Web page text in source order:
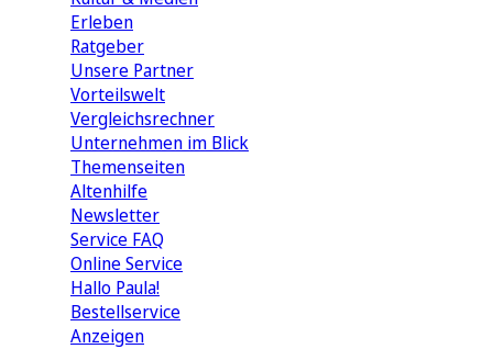
Erleben
Ratgeber
Unsere Partner
Vorteilswelt
Vergleichsrechner
Unternehmen im Blick
Themenseiten
Altenhilfe
Newsletter
Service FAQ
Online Service
Hallo Paula!
Bestellservice
Anzeigen